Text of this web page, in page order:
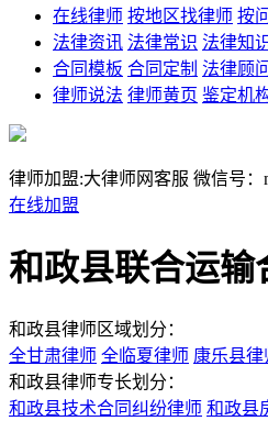
在线律师 按地区找律师 按
法律资讯 法律常识 法律知
合同模板 合同定制 法律顾问
律师说法 律师黄页 鉴定机
律师加盟:大律师网客服 微信号：
在线加盟
和政县联合运输
和政县律师区域划分：
全甘肃律师 全临夏律师 康乐县律
和政县律师专长划分：
和政县技术合同纠纷律师 和政县